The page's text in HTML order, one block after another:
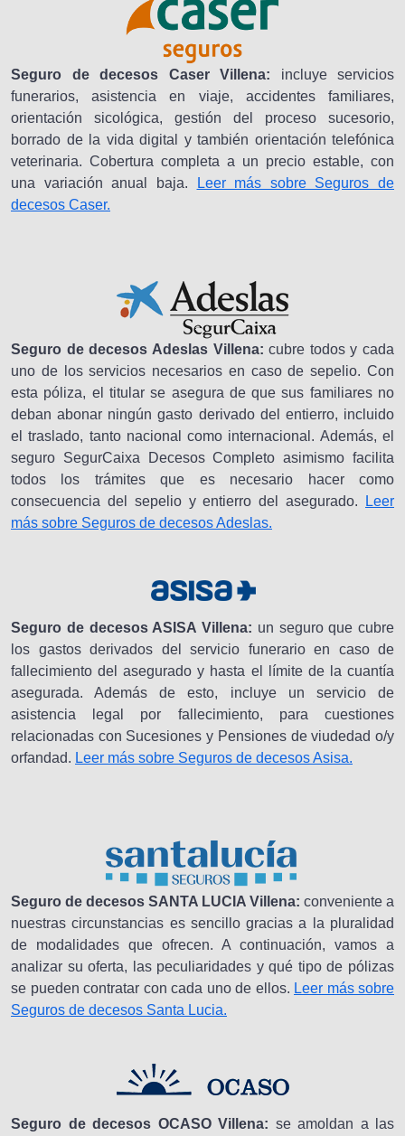
Seguro de decesos Caser Villena: incluye servicios
funerarios, asistencia en viaje, accidentes familiares,
orientación sicológica, gestión del proceso sucesorio,
borrado de la vida digital y también orientación telefónica
veterinaria. Cobertura completa a un precio estable, con
una variación anual baja.
Leer más sobre Seguros de
decesos Caser.
Seguro de decesos Adeslas Villena: cubre todos y cada
uno de los servicios necesarios en caso de sepelio. Con
esta póliza, el titular se asegura de que sus familiares no
deban abonar ningún gasto derivado del entierro, incluido
el traslado, tanto nacional como internacional. Además, el
seguro SegurCaixa Decesos Completo asimismo facilita
todos los trámites que es necesario hacer como
consecuencia del sepelio y entierro del asegurado.
Leer
más sobre Seguros de decesos Adeslas.
Seguro de decesos ASISA Villena: un seguro que cubre
los gastos derivados del servicio funerario en caso de
fallecimiento del asegurado y hasta el límite de la cuantía
asegurada. Además de esto, incluye un servicio de
asistencia legal por fallecimiento, para cuestiones
relacionadas con Sucesiones y Pensiones de viudedad o/y
orfandad. Leer más sobre Seguros de decesos Asisa.
Seguro de decesos SANTA LUCIA Villena: conveniente a
nuestras circunstancias es sencillo gracias a la pluralidad
de modalidades que ofrecen. A continuación, vamos a
analizar su oferta, las peculiaridades y qué tipo de pólizas
se pueden contratar con cada uno de ellos. Leer más sobre
Seguros de decesos Santa Lucia.
Seguro de decesos OCASO Villena: se amoldan a las